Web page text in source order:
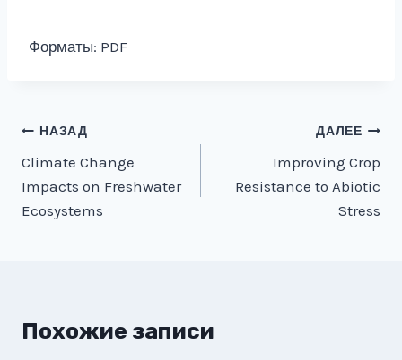
Форматы: PDF
Навигация
по
записям
НАЗАД
Climate Change
Impacts on Freshwater
Ecosystems
ДАЛЕЕ
Improving Crop
Resistance to Abiotic
Stress
Похожие записи